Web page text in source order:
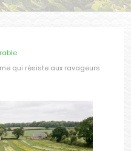
qui résiste aux ravageurs